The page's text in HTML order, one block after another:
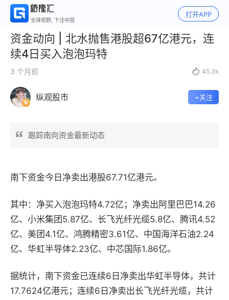
全球视野, 下注中国
打开APP
资金动向 | 北水抛售港股超67亿港元，连
续4日买入泡泡玛特
3 个月前  45.3k
纵观股市 +关注
跟踪南向资金最新动态
南下资金今日净卖出港股67.71亿港元。
其中：净买入泡泡玛​特4.72亿；净卖出阿里巴巴14.26
亿、小米集团5.87亿、长飞光纤光缆5.8亿、腾讯4.52
亿、美团4.1亿、鸿腾精密3.61亿、中国海洋石油2.24
亿、华虹半导体2.23亿、中芯国际1.86亿。
据统计，南下资金已连续6日净卖出​华虹半导体，共计
17.7624亿港元；连续6日净卖出长飞光纤光缆，共计